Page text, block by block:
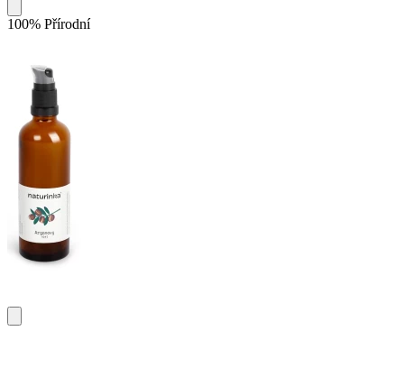
100% Přírodní